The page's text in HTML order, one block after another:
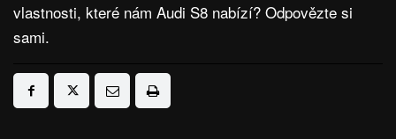
vlastnosti, které nám Audi S8 nabízí? Odpovězte si
sami.